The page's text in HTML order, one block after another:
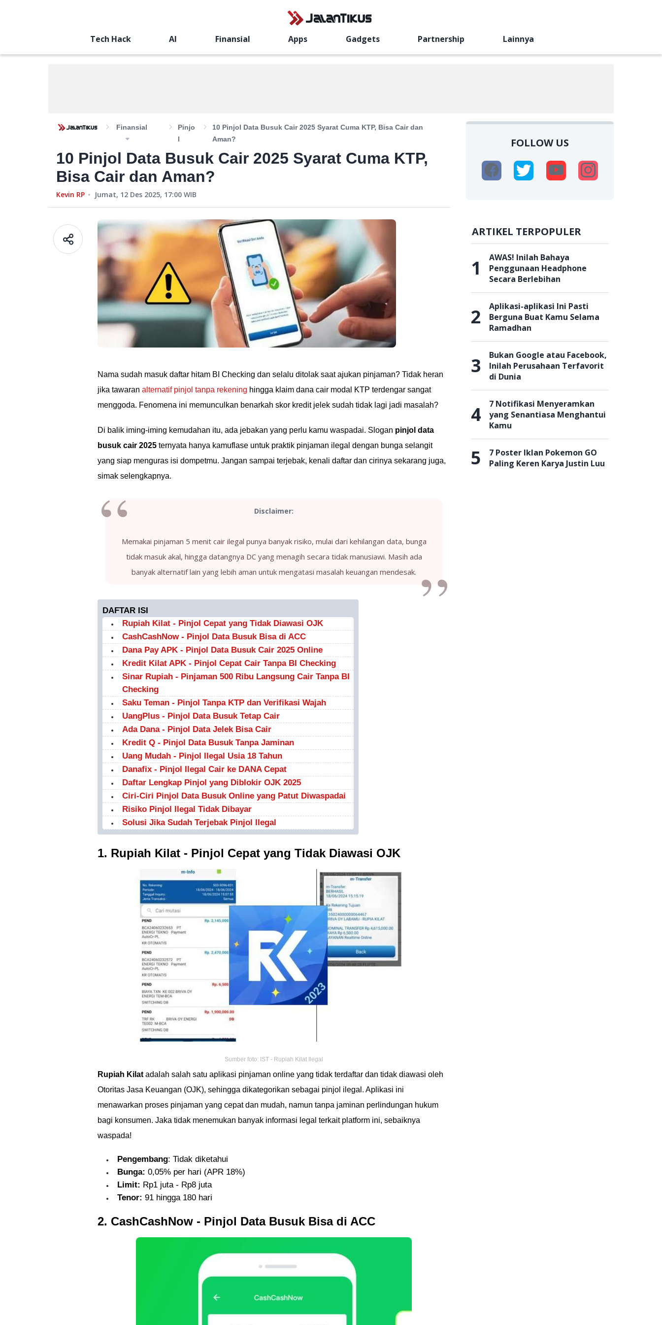
Tech Hack AI Finansial Apps Gadgets Partnership Lainnya
Finansial
Pinjo
L
10 Pinjol Data Busuk Cair 2025 Syarat Cuma KTP, Bisa Cair dan
Aman?
10 Pinjol Data Busuk Cair 2025 Syarat Cuma KTP,
Bisa Cair dan Aman?
Kevin RP Jumat, 12 Des 2025, 17:00 WIB
Nama sudah masuk daftar hitam BI Checking dan selalu ditolak saat ajukan pinjaman? Tidak heran
jika tawaran alternatif pinjol tanpa rekening hingga klaim dana cair modal KTP terdengar sangat
menggoda. Fenomena ini memunculkan benarkah skor kredit jelek sudah tidak lagi jadi masalah?
Di balik iming-iming kemudahan itu, ada jebakan yang perlu kamu waspadai. Slogan pinjol data
busuk cair 2025 ternyata hanya kamuflase untuk praktik pinjaman ilegal dengan bunga selangit
yang siap menguras isi dompetmu. Jangan sampai terjebak, kenali daftar dan cirinya sekarang juga,
simak selengkapnya.
Disclaimer:
Memakai pinjaman 5 menit cair ilegal punya banyak risiko, mulai dari kehilangan data, bunga
tidak masuk akal, hingga datangnya DC yang menagih secara tidak manusiawi. Masih ada
banyak alternatif lain yang lebih aman untuk mengatasi masalah keuangan mendesak.
DAFTAR ISI
Rupiah Kilat - Pinjol Cepat yang Tidak Diawasi OJK
CashCashNow - Pinjol Data Busuk Bisa di ACC
Dana Pay APK - Pinjol Data Busuk Cair 2025 Online
Kredit Kilat APK - Pinjol Cepat Cair Tanpa BI Checking
Sinar Rupiah - Pinjaman 500 Ribu Langsung Cair Tanpa BI
Checking
Saku Teman - Pinjol Tanpa KTP dan Verifikasi Wajah
UangPlus - Pinjol Data Busuk Tetap Cair
Ada Dana - Pinjol Data Jelek Bisa Cair
Kredit Q - Pinjol Data Busuk Tanpa Jaminan
Uang Mudah - Pinjol Ilegal Usia 18 Tahun
Danafix - Pinjol Ilegal Cair ke DANA Cepat
Daftar Lengkap Pinjol yang Diblokir OJK 2025
Ciri-Ciri Pinjol Data Busuk Online yang Patut Diwaspadai
Risiko Pinjol Ilegal Tidak Dibayar
Solusi Jika Sudah Terjebak Pinjol Ilegal
1. Rupiah Kilat - Pinjol Cepat yang Tidak Diawasi OJK
Sumber foto: IST - Rupiah Kilat Ilegal
Rupiah Kilat adalah salah satu aplikasi pinjaman online yang tidak terdaftar dan tidak diawasi oleh
Otoritas Jasa Keuangan (OJK), sehingga dikategorikan sebagai pinjol ilegal. Aplikasi ini
menawarkan proses pinjaman yang cepat dan mudah, namun tanpa jaminan perlindungan hukum
bagi konsumen. Jaka tidak menemukan banyak informasi legal terkait platform ini, sebaiknya
waspada!
Pengembang: Tidak diketahui
Bunga: 0,05% per hari (APR 18%)
Limit: Rp1 juta - Rp8 juta
Tenor: 91 hingga 180 hari
2. CashCashNow - Pinjol Data Busuk Bisa di ACC
FOLLOW US
ARTIKEL TERPOPULER
1
AWAS! Inilah Bahaya
Penggunaan Headphone
Secara Berlebihan
2
Aplikasi-aplikasi Ini Pasti
Berguna Buat Kamu Selama
Ramadhan
3
Bukan Google atau Facebook,
Inilah Perusahaan Terfavorit
di Dunia
4
7 Notifikasi Menyeramkan
yang Senantiasa Menghantui
Kamu
5
7 Poster Iklan Pokemon GO
Paling Keren Karya Justin Luu